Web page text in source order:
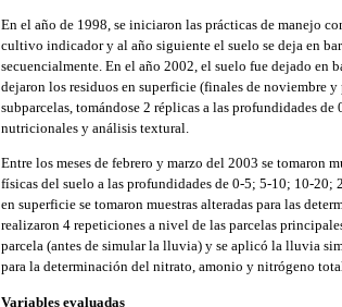
En el año de 1998, se iniciaron las prácticas de manejo
cultivo indicador y al año siguiente el suelo se deja en
secuencialmente. En el año 2002, el suelo fue dejado en
dejaron los residuos en superficie (finales de noviembre
subparcelas, tomándose 2 réplicas a las profundidades
nutricionales y análisis textural.
Entre los meses de febrero y marzo del 2003 se tomaron
físicas del suelo a las profundidades de 0-5; 5-10; 10-20;
en superficie se tomaron muestras alteradas para las
realizaron 4 repeticiones a nivel de las parcelas
parcela (antes de simular la lluvia) y se aplicó la lluvia
para la determinación del nitrato, amonio y nitrógeno
Variables evaluadas